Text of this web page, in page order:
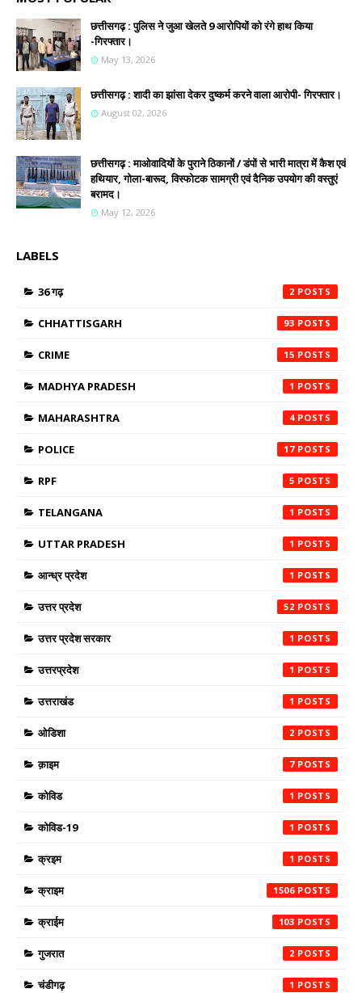
छत्तीसगढ़ : पुलिस ने जुआ खेलते 9 आरोपियों को रंगे हाथ किया
-गिरफ्तार।
May 13, 2026
छत्तीसगढ़ : शादी का झांसा देकर दुष्कर्म करने वाला आरोपी- गिरफ्तार।
August 02, 2026
छत्तीसगढ़ : माओवादियों के पुराने ठिकानों / डंपों से भारी मात्रा में कैश एवं
हथियार, गोला-बारूद, विस्फोटक सामग्री एवं दैनिक उपयोग की वस्तुएं
बरामद।
May 12, 2026
LABELS
36 गढ़ 2
CHHATTISGARH 93
CRIME 15
MADHYA PRADESH 1
MAHARASHTRA 4
POLICE 17
RPF 5
TELANGANA 1
UTTAR PRADESH 1
आन्ध्र प्रदेश 1
उत्तर प्रदेश 52
उत्तर प्रदेश सरकार 1
उत्तरप्रदेश 1
उत्तराखंड 1
ओडिशा 2
क़ाइम 7
कोविड 1
कोविड-19 1
क्रइम 1
क्राइम 1506
क्राईम 103
गुजरात 2
चंडीगढ़ 1